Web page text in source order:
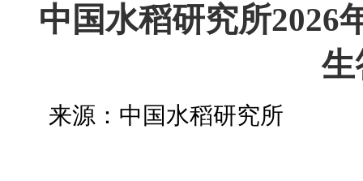
中国水稻研究所2026
生
来源：中国水稻研究所